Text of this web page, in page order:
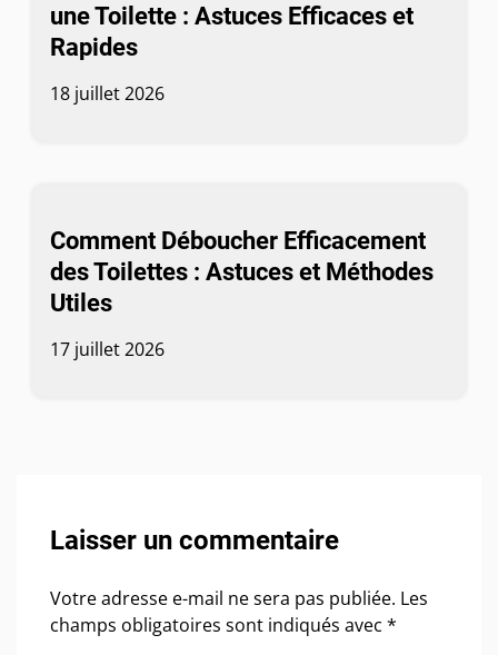
une Toilette : Astuces Efficaces et
Rapides
18 juillet 2026
Comment Déboucher Efficacement
des Toilettes : Astuces et Méthodes
Utiles
17 juillet 2026
Laisser un commentaire
Votre adresse e-mail ne sera pas publiée. Les
champs obligatoires sont indiqués avec *